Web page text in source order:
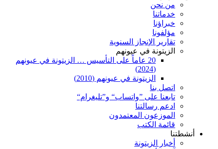
من نحن
خدماتنا
خبراؤنا
مؤلفونا
تقارير الإنجاز السنوية
الزيتونة في عيونهم
20 عاماً على التأسيس … الزيتونة في عيونهم
(2024)
الزيتونة في عيونهم (2010)
اتصل بنا
تابعنا على ”واتساب“ و”تليغرام“
ادعم رسالتنا
الموزعون المعتمدون
قائمة الكتب
أنشطتنا
أخبار الزيتونة